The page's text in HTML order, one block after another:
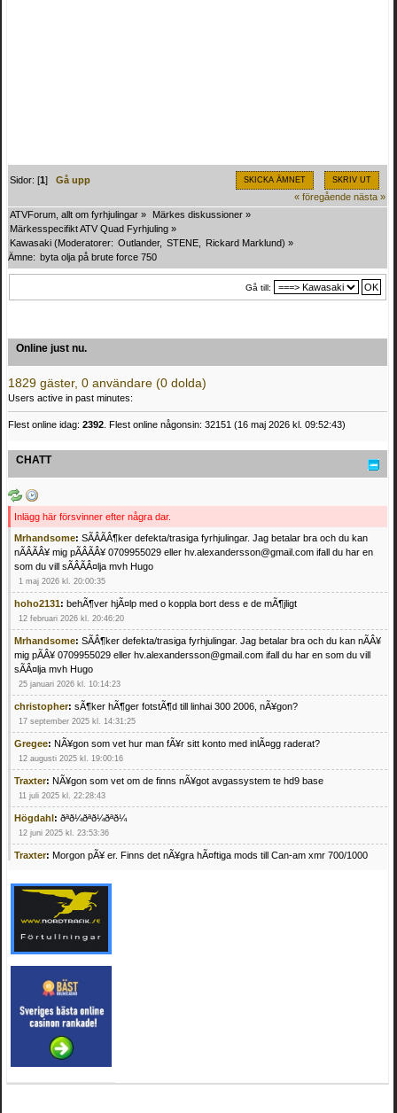
SKICKA ÄMNET SKRIV UT
Sidor: [1]Gå upp
« föregående nästa »
ATVForum, allt om fyrhjulingar » Märkes diskussioner »
Märkesspecifikt ATV Quad Fyrhjuling »
Kawasaki (Moderatorer: Outlander, STENE Rickard Marklund) »
Ämne: byta olja på brute force 750
Gå till:
Online just nu.
1829 gäster, 0 användare (0 dolda)
Users active in past minutes:
Flest online idag: 2392 . Flest online någonsin: 32151 (16 maj 2026 kl. 09:52:43)
CHATT
Inlägg här försvinner efter några dar.
Mrhandsome: SÃÂÃÂ¶ker defekta/trasiga fyrhjulingar. Jag betalar bra och du kan
nÃÂÃÂ¥ mig pÃÂÃÂ¥ 0709955029 eller hv.alexandersson@gmail.com ifall du har en
som du vill sÃÂÃÂ¤lja mvh Hugo
1 maj 2026 kl. 20:00:35
hoho2131: behÃ¶ver hjÃ¤lp med o koppla bort dess e de mÃ¶jligt
12 februari 2026 kl. 20:46:20
Mrhandsome: SÃÂ¶ker defekta/trasiga fyrhjulingar. Jag betalar bra och du kan nÃÂ¥
mig pÃÂ¥ 0709955029 eller hv.alexandersson@gmail.com ifall du har en som du vill
sÃÂ¤lja mvh Hugo
25 januari 2026 kl. 10:14:23
christopher: sÃ¶ker hÃ¶ger fotstÃ¶d till linhai 300 2006, nÃ¥gon?
17 september 2025 kl. 14:31:25
Gregee: NÃ¥gon som vet hur man fÃ¥r sitt konto med inlÃ¤gg raderat?
12 augusti 2025 kl. 19:00:16
Traxter: NÃ¥gon som vet om de finns nÃ¥got avgassystem te hd9 base
11 juli 2025 kl. 22:28:43
Högdahl: ðªð¼ðªð¼ðªð¼
12 juni 2025 kl. 23:53:36
Traxter: Morgon pÃ¥ er. Finns det nÃ¥gra hÃ¤ftiga mods till Can-am xmr 700/1000
Mrhandsome:SÃ¶ker defekta/trasiga fyrhjulingar. Jag betalar bra och du kan nÃ¥ mig
pÃ¥ 0709955029 eller hv.alexandersson@gmail.com ifall du har en som du vill sÃ¤lja
mvh Hugo
21 februari 2025 kl. 09:25:52
Oscar5:NÃ¥gon som vet vad man kan begÃ¤ra fÃ¶r en Honda TRX 350 FE 2005
4 februari 2025 kl. 19:20:50
Oscar5:44
4 februari 2025 kl. 19:15:36
Greger59:NÃ¤gon som vet har en Cetek 500 EFI
15 januari 2025 kl. 23:49:44
Mrhandsome:SÃÂ¶ker defekta/trasiga fyrhjulingar. Jag betalar bra och du kan nÃÂ¥